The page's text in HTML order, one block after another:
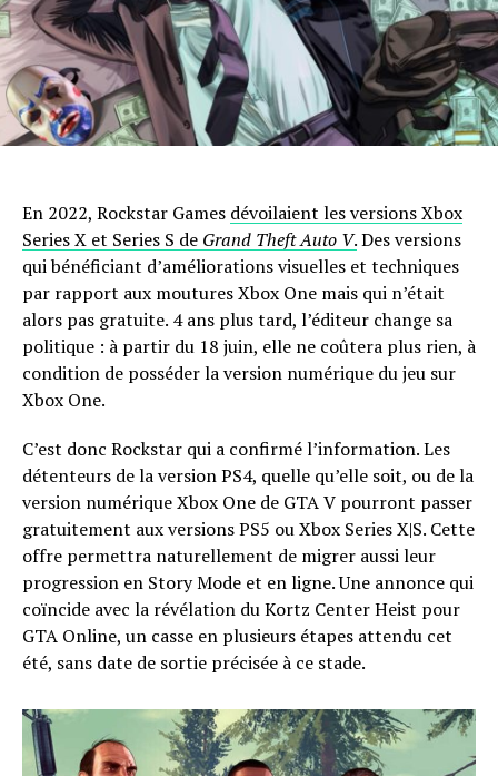
En 2022, Rockstar Games dévoilaient les versions Xbox
Series X et Series S de Grand Theft Auto V.Des versions
qui bénéficiant d’améliorations visuelles et techniques
par rapport aux moutures Xbox One mais qui n’était
alors pas gratuite. 4 ans plus tard, l’éditeur change sa
politique : à partir du 18 juin, elle ne coûtera plus rien, à
condition de posséder la version numérique du jeu sur
Xbox One.
C’est donc Rockstar qui a confirmé l’information. Les
détenteurs de la version PS4, quelle qu’elle soit, ou de la
version numérique Xbox One de GTA V pourront passer
gratuitement aux versions PS5 ou Xbox Series X|S. Cette
offre permettra naturellement de migrer aussi leur
progression en Story Mode et en ligne. Une annonce qui
coïncide avec la révélation du Kortz Center Heist pour
GTA Online, un casse en plusieurs étapes attendu cet
été, sans date de sortie précisée à ce stade.